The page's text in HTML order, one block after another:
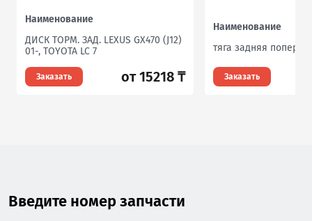
Наименование
ДИСК ТОРМ. ЗАД. LEXUS GX470 (J12)
01-, TOYOTA LC 7
Заказать от 15218 ₸
Наименование
тяга задняя
Заказать
Введите номер запчасти